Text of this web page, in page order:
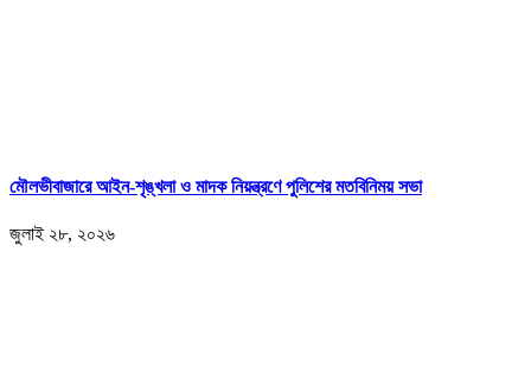
মৌলভীবাজারে আইন-শৃঙ্খলা ও মাদক নিয়ন্ত্রণে পুলিশের মতবিনিময় সভা
জুলাই ২৮, ২০২৬